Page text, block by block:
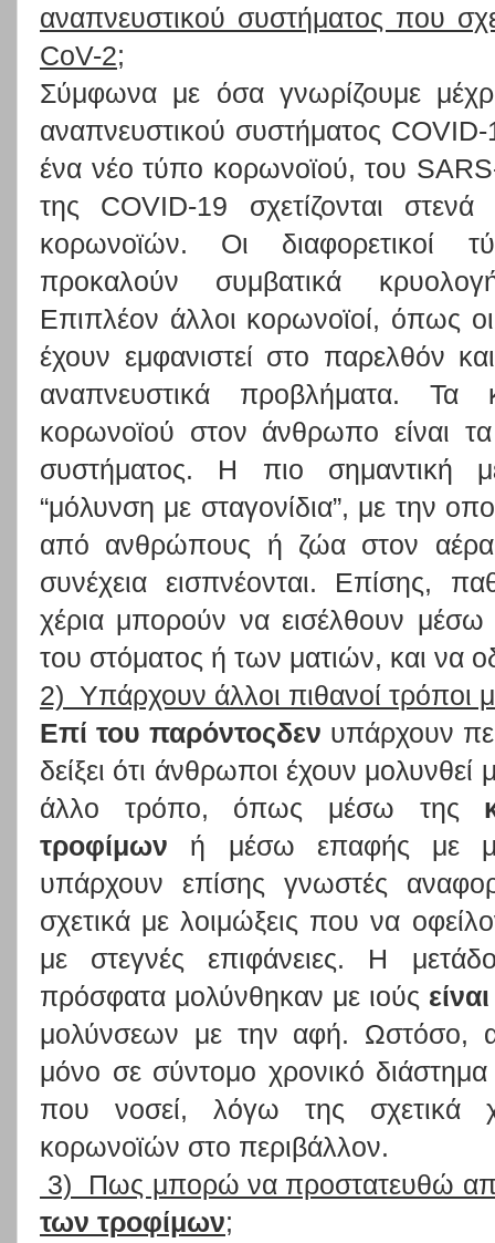
αναπνευστικού συστήματος που
CoV-2;
Σύμφωνα με όσα γνωρίζουμε
αναπνευστικού συστήματος
ένα νέο τύπο κορωνοϊού, του
της COVID-19 σχετίζονται
κορωνοϊών. Οι διαφορετικοί
προκαλούν συμβατικά
Επιπλέον άλλοι κορωνοϊοί, όπως
έχουν εμφανιστεί στο παρελθόν
αναπνευστικά προβλήματα. Τα
κορωνοϊού στον άνθρωπο είναι
συστήματος. Η πιο σημαντική
“μόλυνση με σταγονίδια”, με την
από ανθρώπους ή ζώα στον αέρα
συνέχεια εισπνέονται. Επίσης,
χέρια μπορούν να εισέλθουν
του στόματος ή των ματιών, και να
2) Υπάρχουν άλλοι πιθανοί τρόποι
Επί του παρόντοςδεν υπάρχουν
δείξει ότι άνθρωποι έχουν
άλλο τρόπο, όπως μέσω της
τροφίμων ή μέσω επαφής με
υπάρχουν επίσης γνωστές
σχετικά με λοιμώξεις που να
με στεγνές επιφάνειες. Η
πρόσφατα μολύνθηκαν με ιούς
μολύνσεων με την αφή. Ωστόσο,
μόνο σε σύντομο χρονικό
που νοσεί, λόγω της σχετικά
κορωνοϊών στο περιβάλλον.
3) Πως μπορώ να προστατευθώ
των τροφίμων;